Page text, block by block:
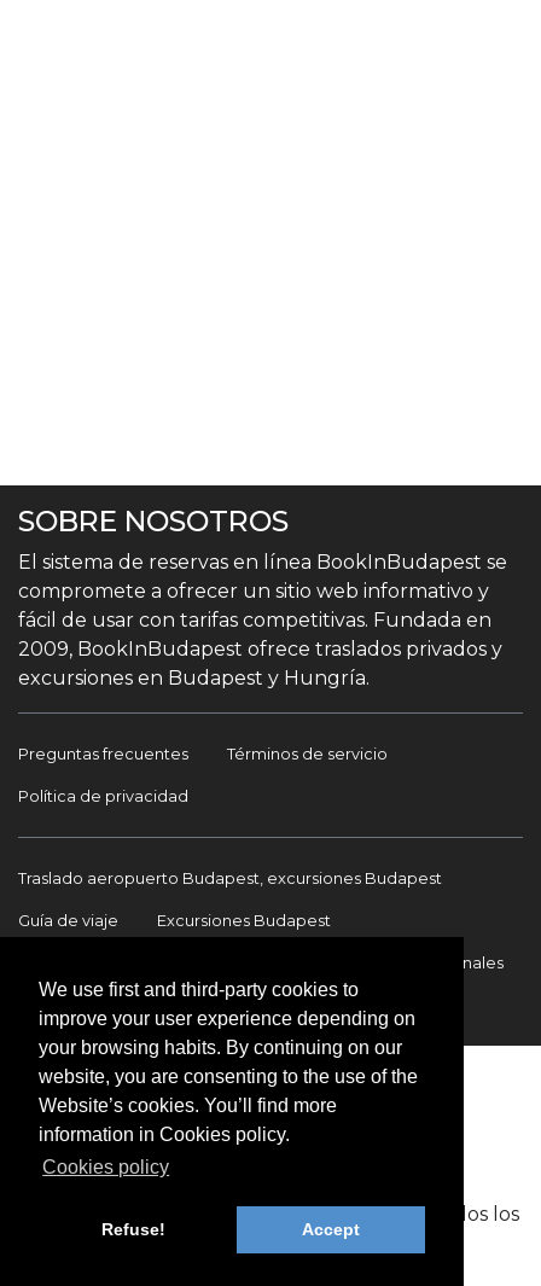
We use first and third-party cookies to
improve your user experience depending on
your browsing habits. By continuing on our
website, you are consenting to the use of the
Website’s cookies. You’ll find more
information in Cookies policy.
Cookies policy
Refuse! Accept
SOBRE NOSOTROS
El sistema de reservas en línea BookInBudapest se
compromete a ofrecer un sitio web informativo y
fácil de usar con tarifas competitivas. Fundada en
2009, BookInBudapest ofrece traslados privados y
excursiones en Budapest y Hungría.
Preguntas frecuentes Términos de servicio
Política de privacidad
Traslado aeropuerto Budapest, excursiones Budapest
Guía de viaje Excursiones Budapest
Traslados internacionales
Copyright © 2009-2026 BookinBudapest | Todos los